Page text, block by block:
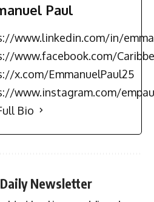
Paul
www.linkedin.com/in/
www.facebook.com/
x.com/EmmanuelPaul25
www.instagram.com/
Bio
Newsletter